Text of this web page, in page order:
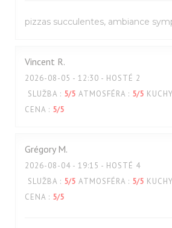
pizzas succulentes, ambiance
Vincent R
2026-08-05 - 12:30 - HOSTÉ 2
SLUŽBA : 5/5 ATMOSFÉRA : 5/5
CENA : 5/5
Grégory M
2026-08-04 - 19:15 - HOSTÉ 4
SLUŽBA : 5/5 ATMOSFÉRA : 5/5
CENA : 5/5